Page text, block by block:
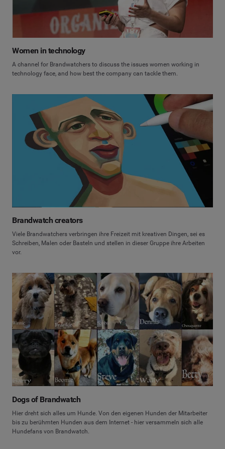
Women in technology
A channel for Brandwatchers to discuss the issues women working in
technology face, and how best the company can tackle them.
Brandwatch creators
Viele Brandwatchers verbringen ihre Freizeit mit kreativen Dingen, sei es
Schreiben, Malen oder Basteln und stellen in dieser Gruppe ihre Arbeiten
vor.
Dogs of Brandwatch
Hier dreht sich alles um Hunde. Von den eigenen Hunden der Mitarbeiter
bis zu berühmten Hunden aus dem Internet - hier versammeln sich alle
Hundefans von Brandwatch.